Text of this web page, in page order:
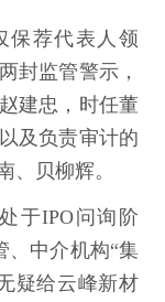
保荐代表人领
封监管警示，
建忠，时任董
及负责审计的
、贝柳辉。
于IPO问询阶
、中介机构“集
疑给云峰新材